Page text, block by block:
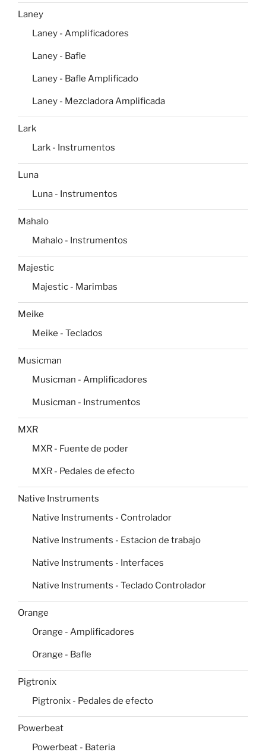
Laney
Laney - Amplificadores
Laney - Bafle
Laney - Bafle Amplificado
Laney - Mezcladora Amplificada
Lark
Lark - Instrumentos
Luna
Luna - Instrumentos
Mahalo
Mahalo - Instrumentos
Majestic
Majestic - Marimbas
Meike
Meike - Teclados
Musicman
Musicman - Amplificadores
Musicman - Instrumentos
MXR
MXR - Fuente de poder
MXR - Pedales de efecto
Native Instruments
Native Instruments - Controlador
Native Instruments - Estacion de trabajo
Native Instruments - Interfaces
Native Instruments - Teclado Controlador
Orange
Orange - Amplificadores
Orange - Bafle
Pigtronix
Pigtronix - Pedales de efecto
Powerbeat
Powerbeat - Bateria